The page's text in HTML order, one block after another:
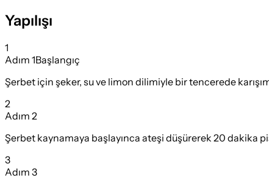
Yapılışı
1
Adım 1Başlangıç
Şerbet için şeker, su ve limon dilimiyle bir tencerede
2
Adım 2
Şerbet kaynamaya başlayınca ateşi düşürerek 20 dakika
3
Adım 3